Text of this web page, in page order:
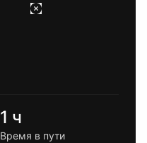
1 ч
Время в пути